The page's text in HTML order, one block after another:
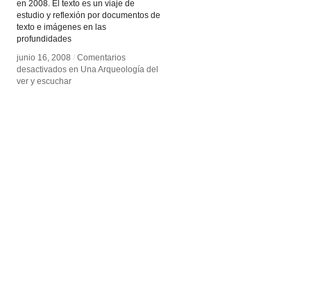
en 2008. El texto es un viaje de
estudio y reflexión por documentos de
texto e imágenes en las
profundidades
junio 16, 2008 / Comentarios
desactivados en Una Arqueología del
ver y escuchar
junio 16, 2008 / Comentarios
desactivados en Una Arqueología del
ver y escuchar